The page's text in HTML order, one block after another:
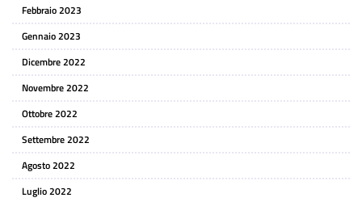
Febbraio 2023
Gennaio 2023
Dicembre 2022
Novembre 2022
Ottobre 2022
Settembre 2022
Agosto 2022
Luglio 2022